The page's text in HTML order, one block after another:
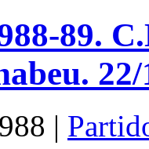
89.
|